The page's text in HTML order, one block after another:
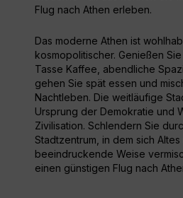
Flug nach Athen erleben.
Das moderne Athen ist
kosmopolitischer. Genießen
Tasse Kaffee, abendliche
gehen Sie spät essen und
Nachtleben. Die weitläufige
Ursprung der Demokratie und
Zivilisation. Schlendern Sie
Stadtzentrum, in dem sich
beeindruckende Weise
einen günstigen Flug nach